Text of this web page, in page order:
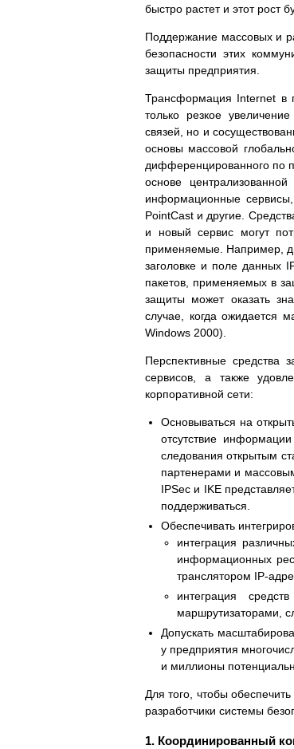
быстро растет и этот рост
Поддержание массовых и
безопасности этих
защиты предприятия.
Трансформация Internet в
только резкое
связей, но и
основы массовой
дифференцированного по
основе
информационные
PointCast и другие.
и новый сервис могут
применяемые. Например,
заголовке и поле данных
пакетов, применяемых в
защиты может оказать
случае, когда ожидается
Windows 2000).
Перспективные средства
сервисов, а также
корпоративной сети:
Основываться на
отсутствие
следования открытым
партенерами и
IPSec и IKE
поддерживаться.
Обеспечивать
интеграция
информационных
транслятором IP-
интеграция
маршрутизаторами,
Допускать
у предприятия
и миллионы
Для того, чтобы
разработчики системы
1. Координированный